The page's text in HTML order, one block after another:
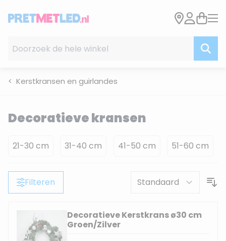
Kerstkransen en guirlandes
Decoratieve kransen
21-30 cm 31-40 cm 41-50 cm 51-60 cm
Filteren
Decoratieve Kerstkrans ø30 cm
Groen/Zilver